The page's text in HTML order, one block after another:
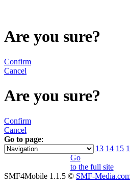
Are you sure?
Confirm
Cancel
Are you sure?
Confirm
Cancel
Go to page:
« 1 2 3 4 5 12 13 14 15
Go
to the full site
SMF4Mobile 1.1.5 © SMF-